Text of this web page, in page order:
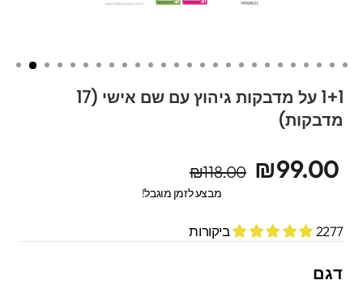
1+1 על מדבקות גיהוץ עם שם אישי (17
מדבקות)
מחיר
מקורי
מחיר
מבצע
₪99.00
₪118.00
מבצע לזמן מוגבל!
2277 ביקורות
דגם